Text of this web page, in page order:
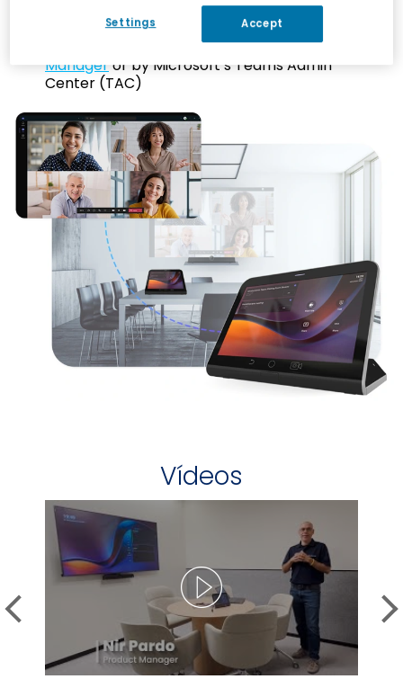
productivity and recording solution
Can be managed through AudioCodes’
Voice Operations Center (OVOC) Device
Manager or by Microsoft’s Teams Admin
Center (TAC)
Vídeos
Settings Accept